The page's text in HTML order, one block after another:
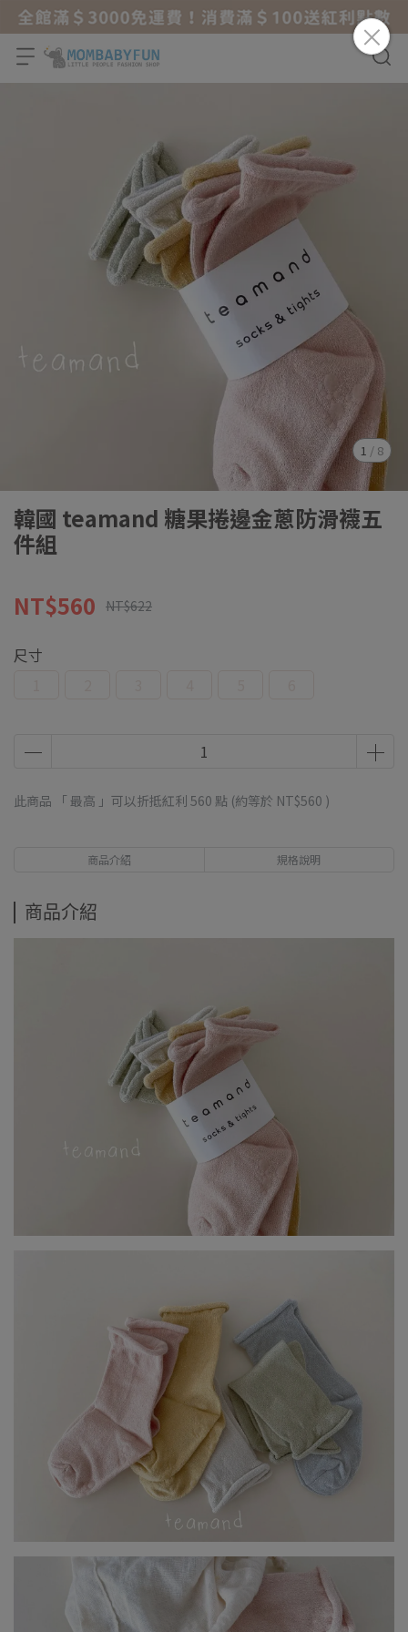
1 / 8
韓國 teamand 糖果捲邊金蔥防滑襪五
件組
NT$560 NT$622
尺寸
此商品 「 最高 」可以折抵紅利 560 點 (約等於 NT$560 )
商品介紹 規格說明
商品介紹